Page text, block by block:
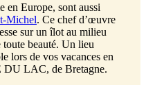
en Europe, sont aussi
Michel. Ce chef d’œuvre
sur un îlot au milieu
beauté. Un lieu
lors de vos vacances en
DU LAC, de Bretagne.